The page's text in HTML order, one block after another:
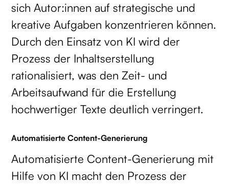
sich Autor:innen auf strategische und
kreative Aufgaben konzentrieren können.
Durch den Einsatz von KI wird der
Prozess der Inhaltserstellung
rationalisiert, was den Zeit- und
Arbeitsaufwand für die Erstellung
hochwertiger Texte deutlich verringert.
Automatisierte Content-Generierung
Automatisierte Content-Generierung mit
Hilfe von KI macht den Prozess der